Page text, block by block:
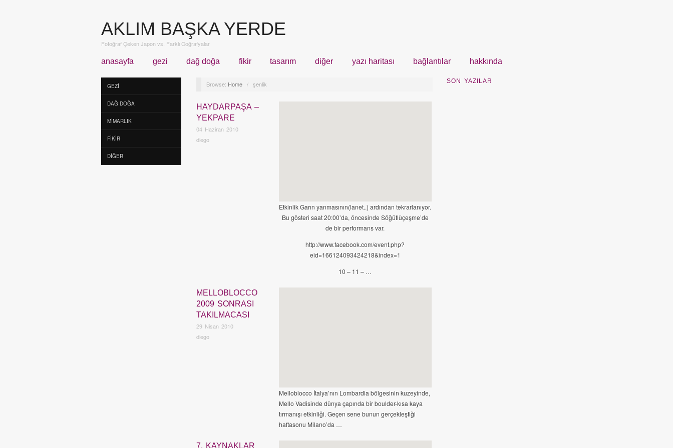
AKLIM BAŞKA YERDE
Fotoğraf Çeken Japon vs. Farklı Coğrafyalar
anasayfa gezi dağ doğa fikir tasarım diğer yazı haritası bağlantılar hakkında
GEZI
DAĞ DOĞA
MIMARLIK
FIKIR
DIĞER
Browse: Home / şenlik
HAYDARPAŞA –
YEKPARE
04 Haziran 2010
diego
Etkinlik Garın yanmasının(lanet..) ardından tekrarlanıyor.
Bu gösteri saat 20:00’da, öncesinde Söğütlüçeşme’de
de bir performans var.
http://www.facebook.com/event.php?
eid=166124093424218&index=1
10 – 11 – …
MELLOBLOCCO
2009 SONRASI
TAKILMACASI
29 Nisan 2010
diego
Melloblocco İtalya’nın Lombardia bölgesinin kuzeyinde,
Mello Vadisinde dünya çapında bir boulder-kısa kaya
tırmanışı etkinliği. Geçen sene bunun gerçekleştiği
haftasonu Milano’da …
7. KAYNAKLAR
SON YAZILAR